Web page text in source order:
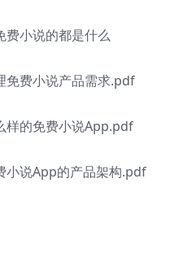
小说的都是什么
费小说产品需求.pdf
的免费小说App.pdf
说App的产品架构.pdf